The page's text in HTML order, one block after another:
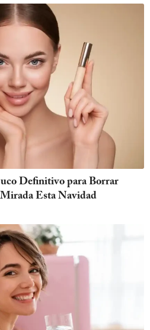
Definitivo para Borrar
Esta Navidad